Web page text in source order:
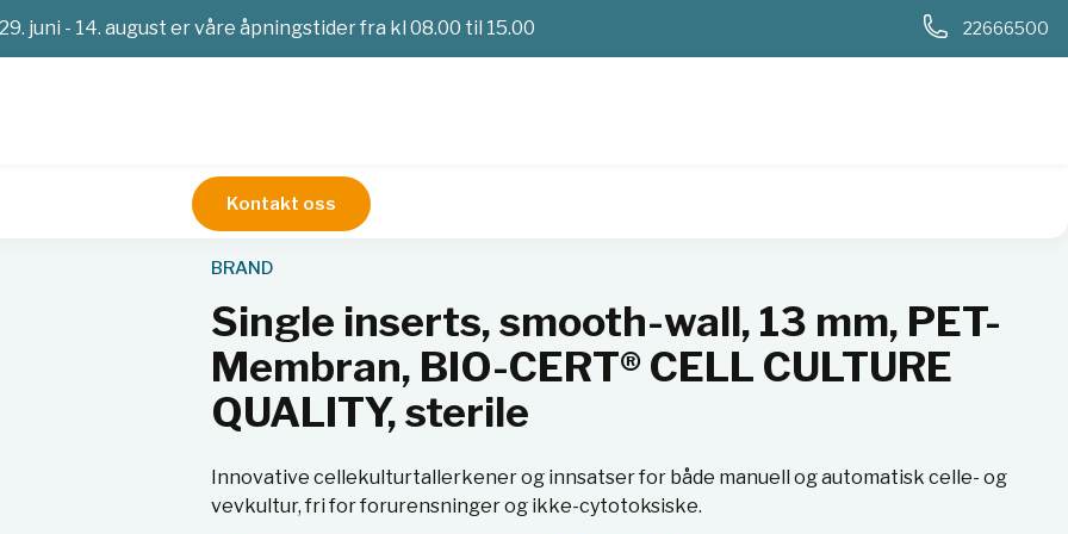
29. juni - 14. august er våre åpningstider fra kl 08.00 til 15.00 22666500
Kontakt oss
Mikroplater Single inserts, smooth-wall, 13 mm, PET-Membran, BIO-CERT® CELL CULTURE QUALITY, sterile
BRAND
Single inserts, smooth-wall, 13 mm, PET-
Membran, BIO-CERT® CELL CULTURE
QUALITY, sterile
Innovative cellekulturtallerkener og innsatser for både manuell og automatisk celle- og
vevkultur, fri for forurensninger og ikke-cytotoksiske.